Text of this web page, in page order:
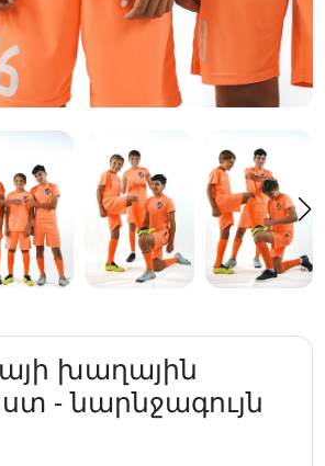
խաղային
- նարնջագույն